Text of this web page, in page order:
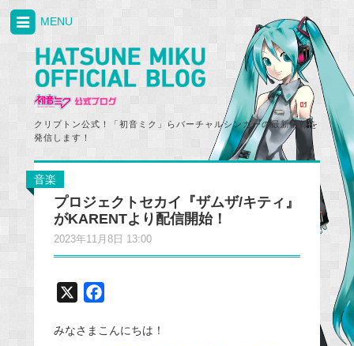
クリプトン公式！「初音ミク」らバーチャルシンガーの最新情報を
発信します！
MENU
音楽
プロジェクトセカイ『ザムザ/キティ』
がKARENTより配信開始！
2023年11月8日 13:00
c
みなさまこんにちは！